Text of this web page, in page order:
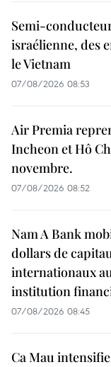
Semi-
israélienne, des
le Vietnam
07/08/2026 08:53
Air Premia
Incheon et Hô
novembre.
07/08/2026 08:52
Nam A Bank
dollars de
internationaux
institution
07/08/2026 08:45
Ca Mau